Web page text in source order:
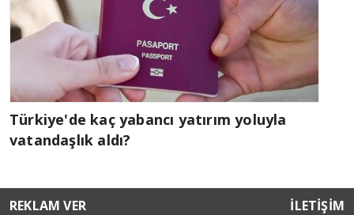
Türkiye'de kaç yabancı yatırım yoluyla
vatandaşlık aldı?
REKLAM VER İLETİŞİM